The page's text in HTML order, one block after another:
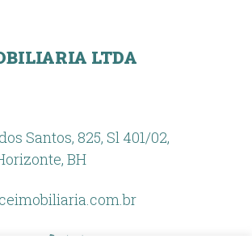
LTDA
Santos, 825, Sl 401/02,
BH